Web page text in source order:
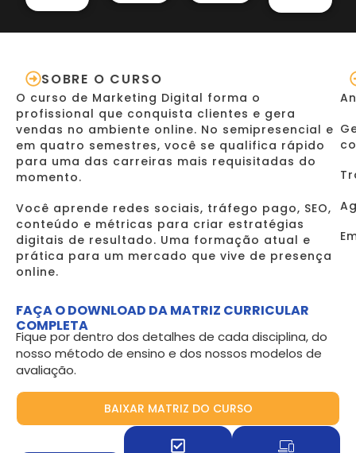
SOBRE O CURSO
O curso de Marketing Digital forma o
profissional que conquista clientes e gera
vendas no ambiente online. No semipresencial e
em quatro semestres, você se qualifica rápido
para uma das carreiras mais requisitadas do
momento.
Você aprende redes sociais, tráfego pago, SEO,
conteúdo e métricas para criar estratégias
digitais de resultado. Uma formação atual e
prática para um mercado que vive de presença
online.
FAÇA O DOWNLOAD DA MATRIZ CURRICULAR
COMPLETA
Fique por dentro dos detalhes de cada disciplina, do
nosso método de ensino e dos nossos modelos de
avaliação.
BAIXAR MATRIZ DO CURSO